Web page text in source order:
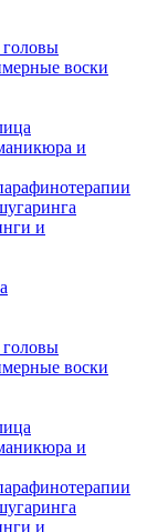
головы
воски
и
и
головы
воски
и
и